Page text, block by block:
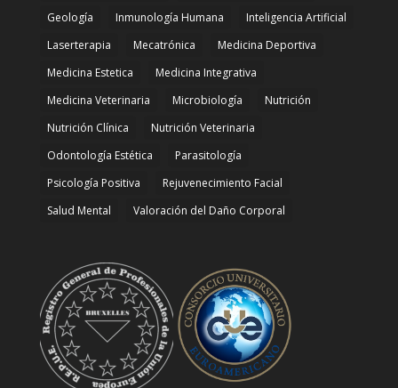
Geología
Inmunología Humana
Inteligencia Artificial
Laserterapia
Mecatrónica
Medicina Deportiva
Medicina Estetica
Medicina Integrativa
Medicina Veterinaria
Microbiología
Nutrición
Nutrición Clínica
Nutrición Veterinaria
Odontología Estética
Parasitología
Psicología Positiva
Rejuvenecimiento Facial
Salud Mental
Valoración del Daño Corporal